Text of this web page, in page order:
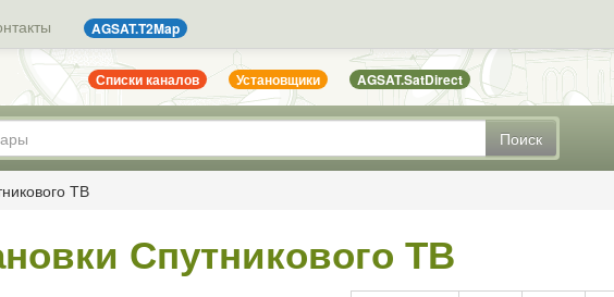
AGSAT.T2Map
Списки каналов Установщики AGSAT.SatDirect
Поиск
ТВ
Спутникового ТВ